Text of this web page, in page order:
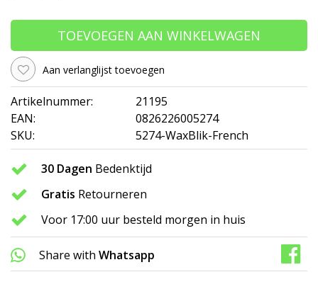
TOEVOEGEN AAN WINKELWAGEN
Aan verlanglijst toevoegen
Artikelnummer:
21195
EAN:
0826226005274
SKU:
5274-WaxBlik-French
30 Dagen Bedenktijd
Gratis Retourneren
Voor 17:00 uur besteld morgen in huis
Share with Whatsapp